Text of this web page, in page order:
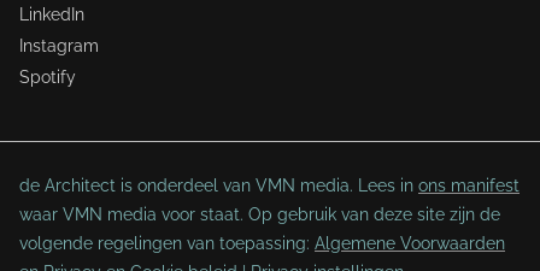
LinkedIn
Instagram
Spotify
de Architect is onderdeel van VMN media. Lees in ons manifest
waar VMN media voor staat. Op gebruik van deze site zijn de
volgende regelingen van toepassing: Algemene Voorwaarden